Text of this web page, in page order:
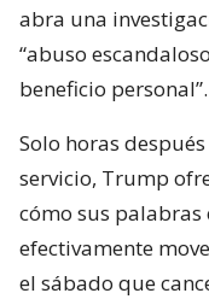
abra una
“abuso
beneficio personal”.
Solo horas
servicio, Trump
cómo sus
efectivamente
el sábado que